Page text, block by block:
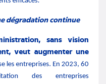
dégradation continue
sans vision
veut augmenter une
les entreprises. En 2023, 60
des entreprises